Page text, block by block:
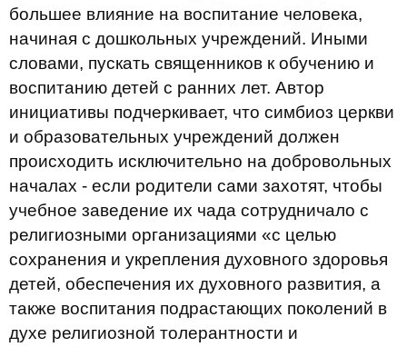
большее влияние на воспитание человека,
начиная с дошкольных учреждений. Иными
словами, пускать священников к обучению и
воспитанию детей с ранних лет. Автор
инициативы подчеркивает, что симбиоз церкви
и образовательных учреждений должен
происходить исключительно на добровольных
началах - если родители сами захотят, чтобы
учебное заведение их чада сотрудничало с
религиозными организациями «с целью
сохранения и укрепления духовного здоровья
детей, обеспечения их духовного развития, а
также воспитания подрастающих поколений в
духе религиозной толерантности и